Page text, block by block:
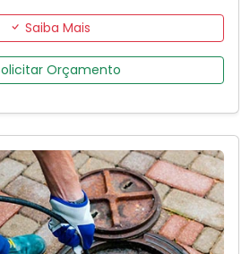
Saiba Mais
Orçamento